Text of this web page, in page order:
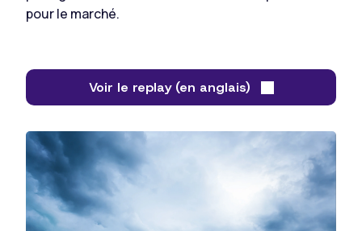
pour le marché.
Voir le replay (en anglais)